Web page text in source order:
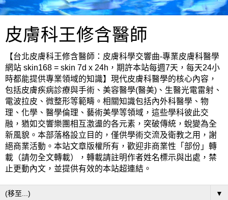
皮膚科王修含醫師
【台北皮膚科王修含醫師：皮膚科學交響曲-專業皮膚科醫學
網站 skin168 = skin 7d x 24h，期許本站每週7天，每天24小
時都能提供專業領域的知識】現代皮膚科醫學的核心內容，
包括皮膚疾病診療與手術、美容醫學(醫美)、生醫光電雷射、
電波拉皮、微整形等範疇。相關知識包括內外科醫學、物
理、化學、醫學倫理、藝術美學等領域，這些學科彼此交
融，猶如交響樂團相互激盪的各元素，突破傳統，蛻變為全
新風貌。本部落格設立目的，僅供學術交流及衛教之用，謝
絕商業活動。本站文章版權所有，歡迎非商業性「部份」轉
載（請勿全文轉載），轉載請註明作者姓名標示與出處，禁
止更動內文，並提供有效的本站超連結。
▼